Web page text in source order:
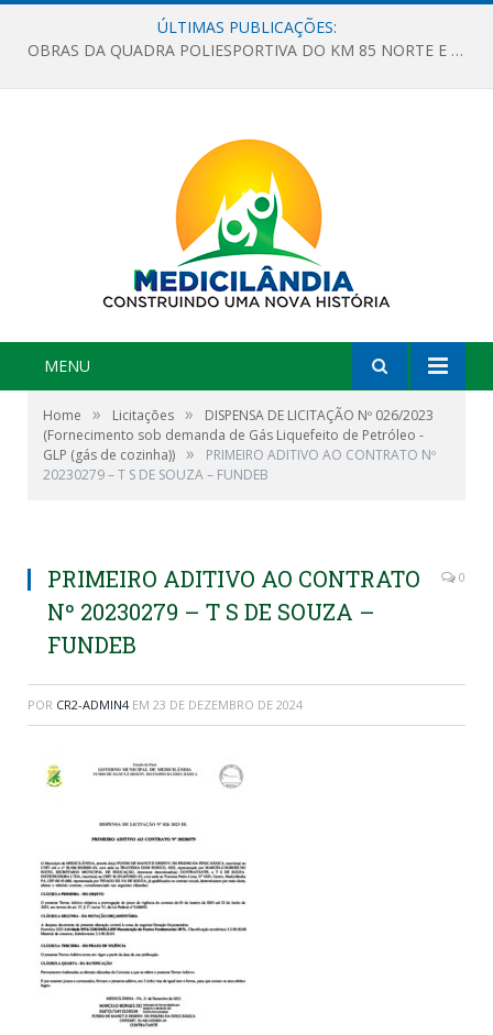
ÚLTIMAS PUBLICAÇÕES:
OBRAS DA QUADRA POLIESPORTIVA DO KM 85 NORTE E DA ESCOLA GASPAR VIANA AVANÇAM
MENU
Home » Licitações »
DISPENSA DE LICITAÇÃO Nº 026/2023
(Fornecimento sob demanda de Gás Liquefeito de Petróleo -
GLP (gás de cozinha)) »
PRIMEIRO ADITIVO AO CONTRATO Nº
20230279 – T S DE SOUZA – FUNDEB
PRIMEIRO ADITIVO AO CONTRATO
Nº 20230279 – T S DE SOUZA –
FUNDEB
0
POR CR2-ADMIN4 EM 23 DE DEZEMBRO DE 2024